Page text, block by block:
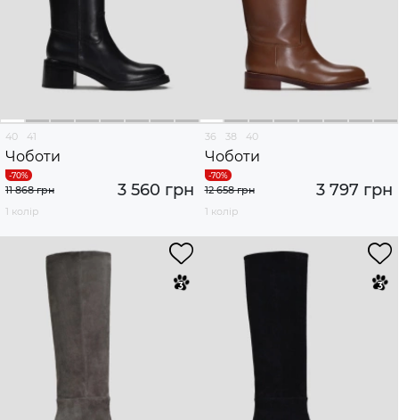
40 41
Чоботи
3 560 грн
11 868 грн
1 колір
36 38 40
Чоботи
3 797 грн
12 658 грн
1 колір